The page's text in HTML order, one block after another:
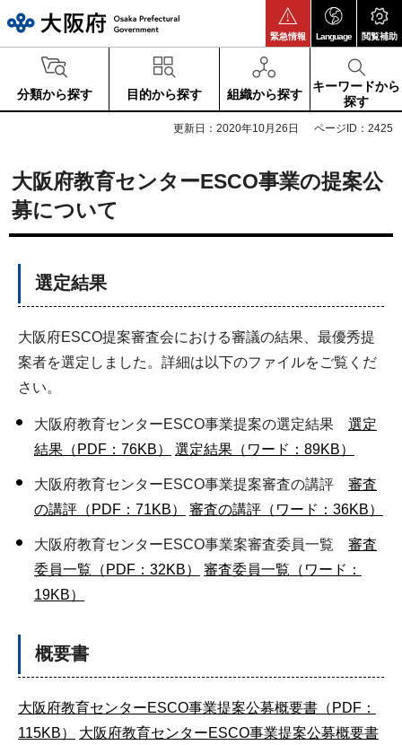
緊急情報 Language 閲覧補助
分類から探す 目的から探す 組織から探す
キーワードから
探す
更新日：2020年10月26日 ページID：2425
大阪府教育センターESCO事業の提案公
募について
選定結果
大阪府ESCO提案審査会における審議の結果、最優秀提
案者を選定しました。詳細は以下のファイルをご覧くだ
さい。
大阪府教育センターESCO事業提案の選定結果 選定
結果（PDF：76KB）
選定結果（ワード：89KB）
大阪府教育センターESCO事業提案審査の講評 審査
の講評（PDF：71KB）
審査の講評（ワード：36KB）
大阪府教育センターESCO事業案審査委員一覧 審査
委員一覧（PDF：32KB）
審査委員一覧（ワード：
19KB）
概要書
大阪府教育センターESCO事業提案公募概要書（PDF：
115KB）
大阪府教育センターESCO事業提案公募概要書